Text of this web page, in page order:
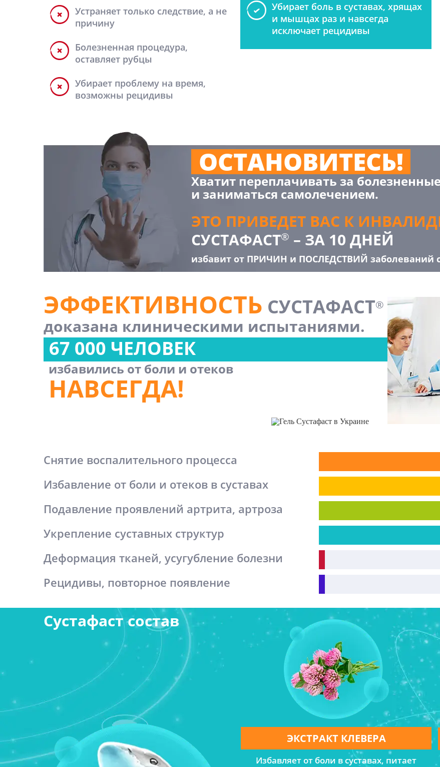
Устраняет только следствие, а не
причину
Болезненная процедура,
оставляет рубцы
Убирает проблему на время,
возможны рецидивы
Убирает боль в суставах, хрящах
и мышцах раз и навсегда
исключает рецидивы
ОСТАНОВИТЕСЬ!
Хватит переплачивать за
и заниматься самолечением.
ЭТО ПРИВЕДЕТ ВАС К
СУСТАФАСТ® – ЗА 10 ДНЕЙ
избавит от ПРИЧИН и ПОСЛЕДСТВИЙ заболеваний
ЭФФЕКТИВНОСТЬ СУСТАФАСТ®
доказана клиническими испытаниями.
67 000 ЧЕЛОВЕК
избавились от боли и отеков
НАВСЕГДА!
Снятие воспалительного процесса
Избавление от боли и отеков в суставах
Подавление проявлений артрита, артроза
Укрепление суставных структур
Деформация тканей, усугубление болезни
Рецидивы, повторное появление
Сустафаст состав
ЭКСТРАКТ КЛЕВЕРА
Избавляет от боли в суставах, питает